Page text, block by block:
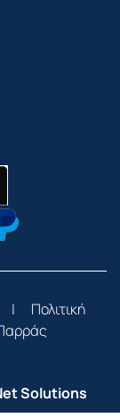
|
Πολιτική
Solutions